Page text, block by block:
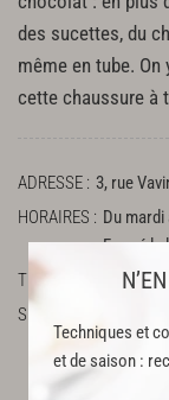
Techniques et
et de saison :
des sucettes, du
même en tube.
cette chaussure à
ADRESSE
3, rue
HORAIRES
Du mardi
Fermé le
TÉLÉPHONE
SUR LE WEB
Twitter